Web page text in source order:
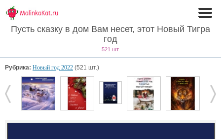
Пусть сказку в дом Вам несет, этот Новый Тигра
год
521 шт.
Рубрика: Новый год 2022 (521 шт.)